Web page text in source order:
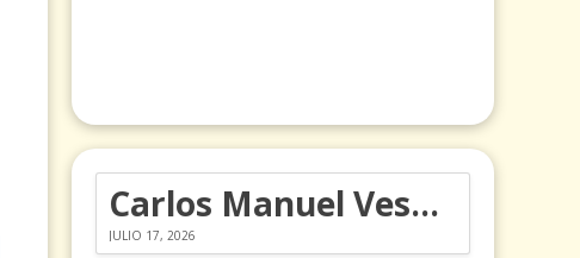
Carlos Manuel Vesga lleva el nombre de Colombia a los Emmy
JULIO 17, 2026